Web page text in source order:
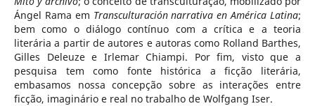
Ángel Rama em Transculturación narrativa en América Latina;
bem como o diálogo contínuo com a crítica e a teoria
literária a partir de autores e autoras como Rolland Barthes,
Gilles Deleuze e Irlemar Chiampi. Por fim, visto que a
pesquisa tem como fonte histórica a ficção literária,
embasamos nossa concepção sobre as interações entre
ficção, imaginário e real no trabalho de Wolfgang Iser.